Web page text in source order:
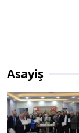
Asayiş